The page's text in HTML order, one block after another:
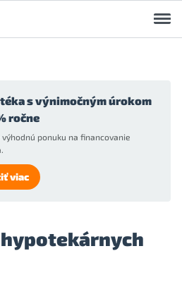
s výnimočným úrokom
ročne
výhodnú ponuku na financovanie
viac